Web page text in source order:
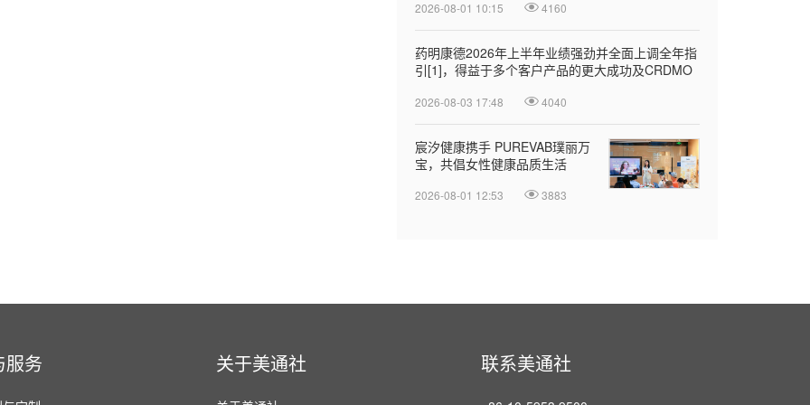
2026-08-01 10:15 4160
药明康德2026年上半年业绩强劲并全面上调全年指
引[1]，得益于多个客户产品的更大成功及CRDMO
2026-08-03 17:48 4040
宸汐健康携手 PUREVAB璞丽万
宝，共倡女性健康品质生活
2026-08-01 12:53 3883
服务 关于美通社 联系美通社